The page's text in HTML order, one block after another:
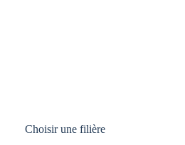
Choisir une filière